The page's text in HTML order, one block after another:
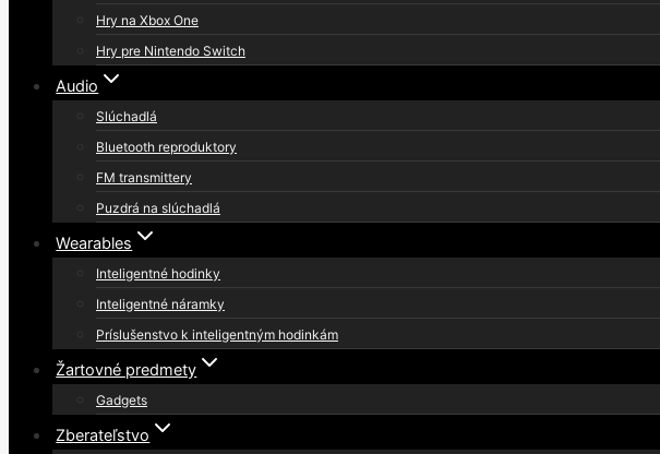
Hry na Xbox One
Hry pre Nintendo Switch
Audio
Slúchadlá
Bluetooth reproduktory
FM transmittery
Puzdrá na slúchadlá
Wearables
Inteligentné hodinky
Inteligentné náramky
Príslušenstvo k inteligentným hodinkám
Žartovné predmety
Gadgets
Zberateľstvo